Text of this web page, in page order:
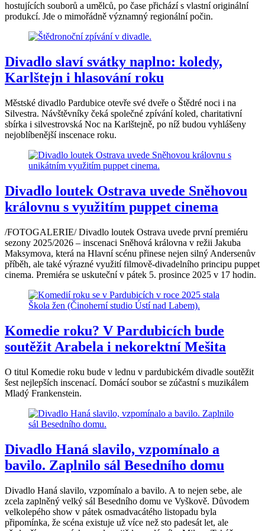
hostujících souborů a umělců, po čase přichází s vlastní originální
produkcí. Jde o mimořádně významný regionální počin.
Divadlo slaví svátky naplno: koledy,
Karlštejn i hlasování roku
Městské divadlo Pardubice otevře své dveře o Štědré noci i na
Silvestra. Návštěvníky čeká společné zpívání koled, charitativní
sbírka i silvestrovská Noc na Karlštejně, po níž budou vyhlášeny
nejoblíbenější inscenace roku.
Divadlo loutek Ostrava uvede Sněhovou
královnu s využitím puppet cinema
/FOTOGALERIE/ Divadlo loutek Ostrava uvede první premiéru
sezony 2025/2026 – inscenaci Sněhová královna v režii Jakuba
Maksymova, která na Hlavní scénu přinese nejen silný Andersenův
příběh, ale také výrazné využití filmově-divadelního principu puppet
cinema. Premiéra se uskuteční v pátek 5. prosince 2025 v 17 hodin.
Komedie roku? V Pardubicích bude
soutěžit Arabela i nekorektní Mešita
O titul Komedie roku bude v lednu v pardubickém divadle soutěžit
šest nejlepších inscenací. Domácí soubor se zúčastní s muzikálem
Mladý Frankenstein.
Divadlo Haná slavilo, vzpomínalo a
bavilo. Zaplnilo sál Besedního domu
Divadlo Haná slavilo, vzpomínalo a bavilo. A to nejen sebe, ale
zcela zaplněný velký sál Besedního domu ve Vyškově. Důvodem
velkolepého show v pátek osmadvacátého listopadu byla
připomínka, že scéna existuje už více než sto padesát let, ale